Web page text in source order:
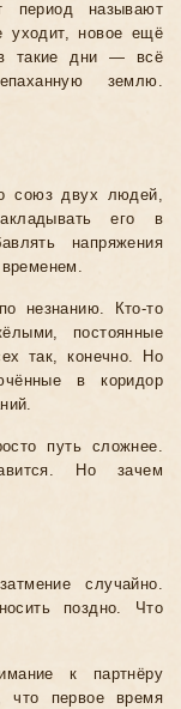
период называют
уходит, новое ещё
в такие дни — всё
землю.
союз двух людей,
его в
напряжения
незнанию. Кто-то
постоянные
так, конечно. Но
в коридор
путь сложнее.
Но зачем
случайно.
поздно. Что
к партнёру
что первое время